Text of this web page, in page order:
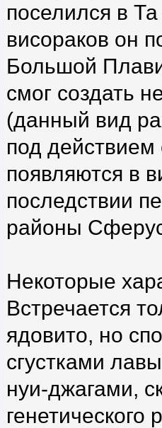
поселился в
висораков он
Большой
смог создать
(данный вид
под
появляются в
последствии
районы
Некоторые
Встречается
ядовито, но
сгустками
нуи-джагами,
генетического